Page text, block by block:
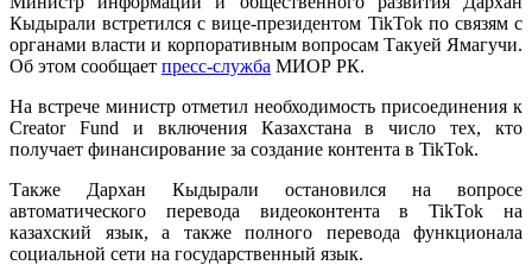
Кыдырали встретился с вице-президентом TikTok по связям с
органами власти и корпоративным вопросам Такуей Ямагучи.
Об этом сообщает пресс-служба МИОР РК.
На встрече министр отметил необходимость присоединения к
Creator Fund и включения Казахстана в число тех, кто
получает финансирование за создание контента в TikTok.
Также Дархан Кыдырали остановился на вопросе
автоматического перевода видеоконтента в TikTok на
казахский язык, а также полного перевода функционала
социальной сети на государственный язык.